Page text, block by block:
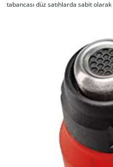
This
to trackers
visitor. The
the site with
to the
tabancası düz satıhlarda sabit